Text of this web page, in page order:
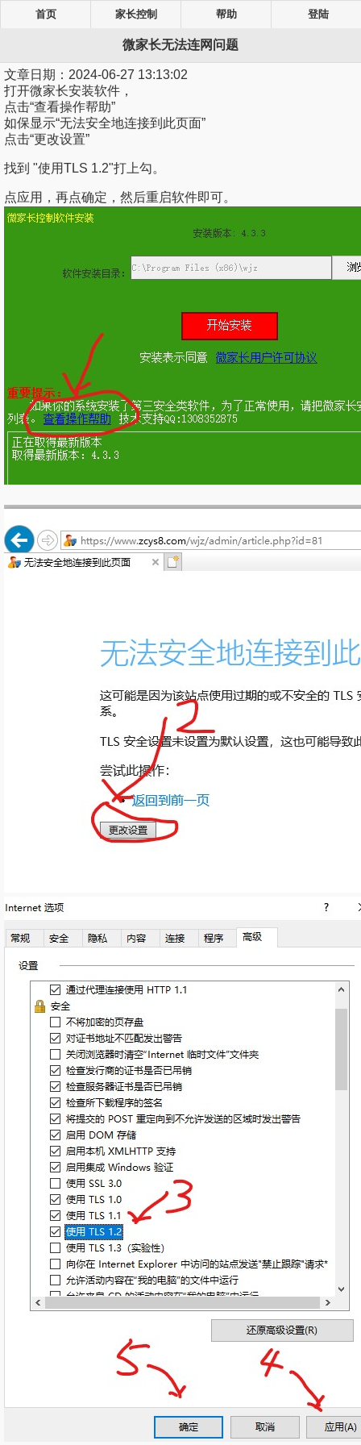
首页 家长控制 帮助 登陆
微家长无法连网问题
文章日期： 2024-06-27 13:13:02
打开微家长安装软件，
点击“查看操作帮助”
如保显示“无法安全地连接到此页面”
点击“更改设置”
找到 "使用TLS 1.2"打上勾。
点应用，再点确定，然后重启软件即可。